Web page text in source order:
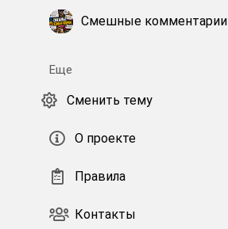
Смешные комментарии
Еще
Сменить тему
О проекте
Правила
Контакты